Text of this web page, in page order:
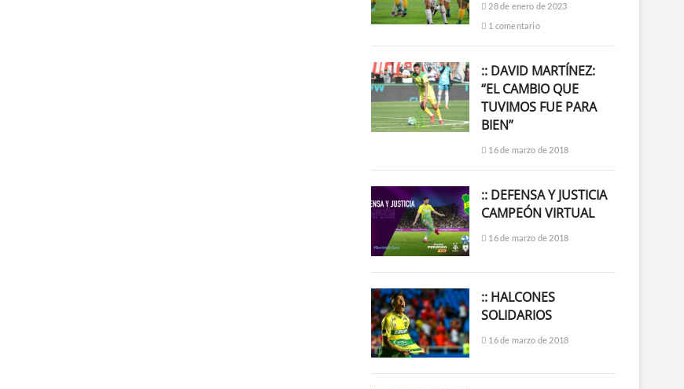
28 de enero de 2023
1 comentario
:: DAVID MARTÍNEZ:
“EL CAMBIO QUE
TUVIMOS FUE PARA
BIEN”
16 de marzo de 2018
:: DEFENSA Y JUSTICIA
CAMPEÓN VIRTUAL
16 de marzo de 2018
:: HALCONES
SOLIDARIOS
16 de marzo de 2018